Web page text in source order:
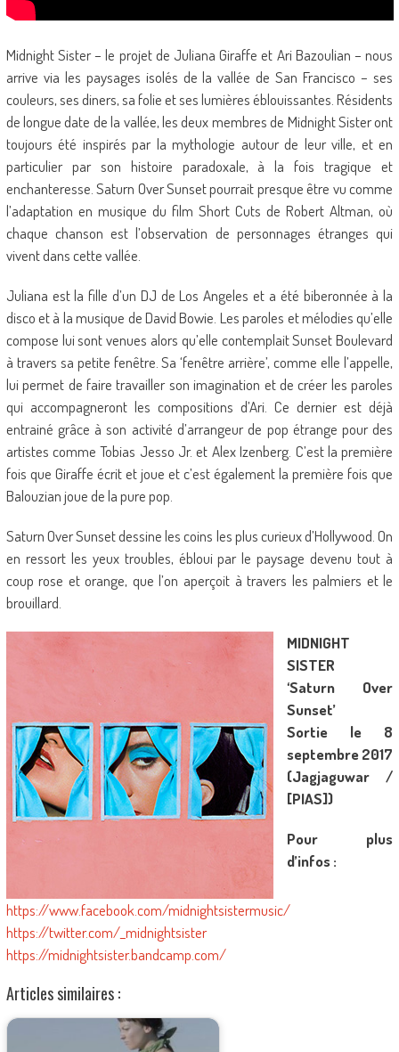
Midnight Sister – le projet de Juliana Giraffe et Ari Bazoulian – nous
arrive via les paysages isolés de la vallée de San Francisco – ses
couleurs, ses diners, sa folie et ses lumières éblouissantes. Résidents
de longue date de la vallée, les deux membres de Midnight Sister ont
toujours été inspirés par la mythologie autour de leur ville, et en
particulier par son histoire paradoxale, à la fois tragique et
enchanteresse. Saturn Over Sunset pourrait presque être vu comme
l’adaptation en musique du film Short Cuts de Robert Altman, où
chaque chanson est l’observation de personnages étranges qui
vivent dans cette vallée.
Juliana est la fille d’un DJ de Los Angeles et a été biberonnée à la
disco et à la musique de David Bowie. Les paroles et mélodies qu’elle
compose lui sont venues alors qu’elle contemplait Sunset Boulevard
à travers sa petite fenêtre. Sa ‘fenêtre arrière’, comme elle l’appelle,
lui permet de faire travailler son imagination et de créer les paroles
qui accompagneront les compositions d’Ari. Ce dernier est déjà
entrainé grâce à son activité d’arrangeur de pop étrange pour des
artistes comme Tobias Jesso Jr. et Alex Izenberg. C’est la première
fois que Giraffe écrit et joue et c’est également la première fois que
Balouzian joue de la pure pop.
Saturn Over Sunset dessine les coins les plus curieux d’Hollywood. On
en ressort les yeux troubles, ébloui par le paysage devenu tout à
coup rose et orange, que l’on aperçoit à travers les palmiers et le
brouillard.
MIDNIGHT
SISTER
‘Saturn Over
Sunset’
Sortie le 8
septembre 2017
(Jagjaguwar /
[PIAS])
Pour plus
d’infos :
https://www.facebook.com/midnightsistermusic/
https://twitter.com/_midnightsister
https://midnightsister.bandcamp.com/
Articles similaires :